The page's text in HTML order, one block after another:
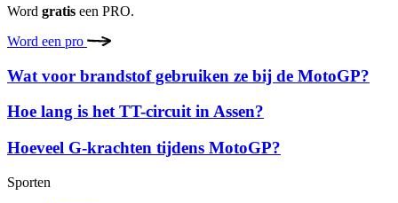
Word gratis een PRO.
Word een pro
Wat voor brandstof gebruiken ze bij de MotoGP?
Hoe lang is het TT-circuit in Assen?
Hoeveel G-krachten tijdens MotoGP?
Sporten